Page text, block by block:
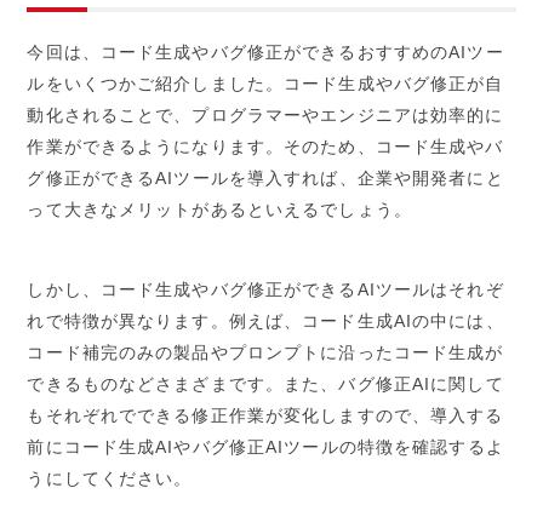
今回は、コード生成やバグ修正ができるおすすめのAIツー
ルをいくつかご紹介しました。コード生成やバグ修正が自
動化されることで、プログラマーやエンジニアは効率的に
作業ができるようになります。そのため、コード生成やバ
グ修正ができるAIツールを導入すれば、企業や開発者にと
って大きなメリットがあるといえるでしょう。
しかし、コード生成やバグ修正ができるAIツールはそれぞ
れで特徴が異なります。例えば、コード生成AIの中には、
コード補完のみの製品やプロンプトに沿ったコード生成が
できるものなどさまざまです。また、バグ修正AIに関して
もそれぞれでできる修正作業が変化しますので、導入する
前にコード生成AIやバグ修正AIツールの特徴を確認するよ
うにしてください。